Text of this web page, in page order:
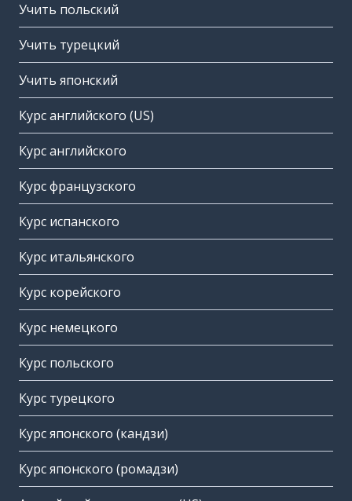
Учить польский
Учить турецкий
Учить японский
Курс английского (US)
Курс английского
Курс французского
Курс испанского
Курс итальянского
Курс корейского
Курс немецкого
Курс польского
Курс турецкого
Курс японского (кандзи)
Курс японского (ромадзи)